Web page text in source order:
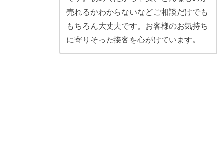
売れるかわからないなどご相談だけでも
もちろん大丈夫です。お客様のお気持ち
に寄りそった接客を心がけています。